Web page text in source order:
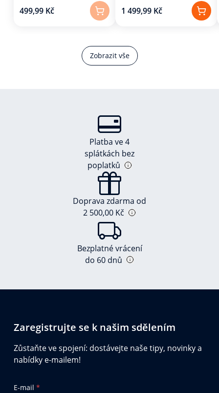
Zobrazit vše
499,99 Kč 1 499,99 Kč
Platba ve 4
splátkách bez
poplatků
Doprava zdarma od
2 500,00 Kč
Bezplatné vrácení
do 60 dnů
Zaregistrujte se k našim sdělením
Zůstaňte ve spojení: dostávejte naše tipy, novinky a
nabídky e-mailem!
E-mail *